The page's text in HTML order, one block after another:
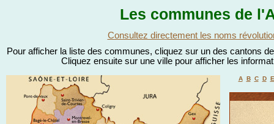
Les communes de
Consultez directement les noms
Pour afficher la liste des communes, cliquez sur un des cantons
Cliquez ensuite sur une ville pour afficher les
A B C D E